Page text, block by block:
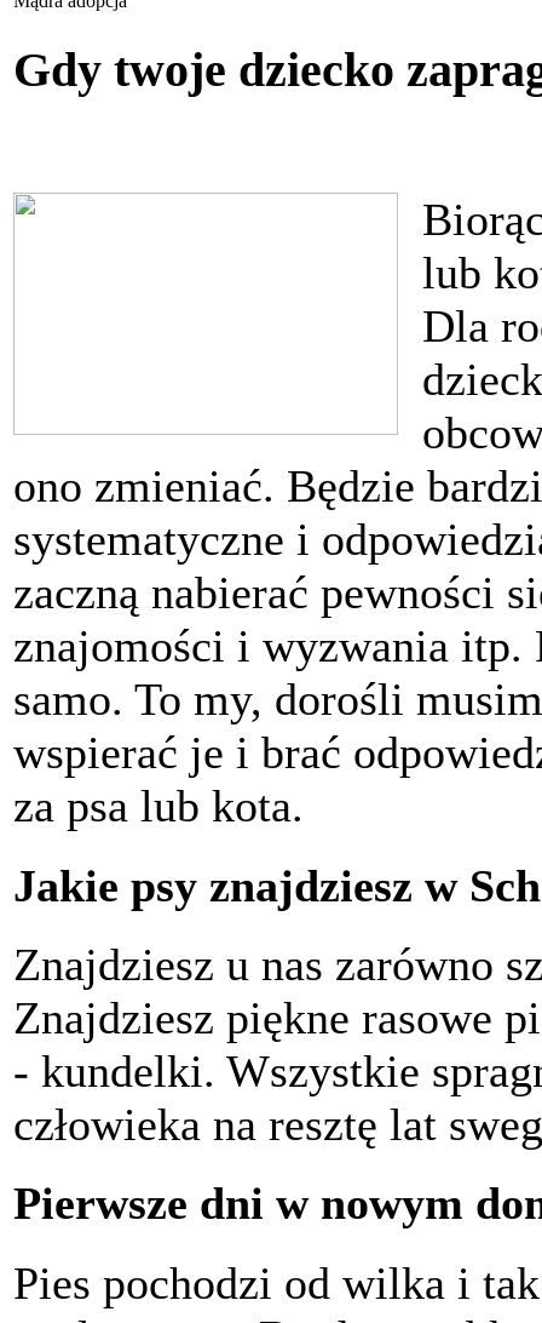
Gdy twoje dziecko
lub
Dla
ono zmieniać. Będzie
systematyczne i
zaczną nabierać pewności
znajomości i wyzwania itp.
samo. To my, dorośli
wspierać je i brać
za psa lub kota.
Jakie psy znajdziesz w
Znajdziesz u nas zarówno
Znajdziesz piękne rasowe
- kundelki. Wszystkie
człowieka na resztę lat
Pierwsze dni w nowym
Pies pochodzi od wilka i